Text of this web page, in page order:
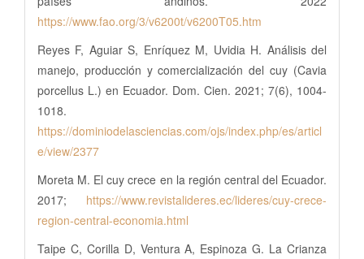
https://www.fao.org/3/v6200t/v6200T05.htm
Reyes F, Aguiar S, Enríquez M, Uvidia H. Análisis del
manejo, producción y comercialización del cuy (Cavia
porcellus L.) en Ecuador. Dom. Cien. 2021; 7(6), 1004-
1018.
https://dominiodelasciencias.com/ojs/index.php/es/articl
e/view/2377
Moreta M. El cuy crece en la región central del Ecuador.
2017; https://www.revistalideres.ec/lideres/cuy-crece-
region-central-economia.html
Taipe C, Corilla D, Ventura A, Espinoza G. La Crianza